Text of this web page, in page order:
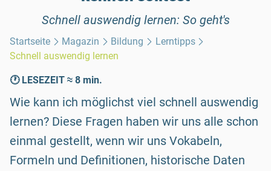
Schnell auswendig lernen: So geht's
Startseite Magazin Bildung
Lerntipps
Schnell auswendig lernen
🕐 LESEZEIT ≈ 8 min.
Wie kann ich möglichst viel schnell auswendig
lernen? Diese Fragen haben wir uns alle schon
einmal gestellt, wenn wir uns Vokabeln,
Formeln und Definitionen, historische Daten